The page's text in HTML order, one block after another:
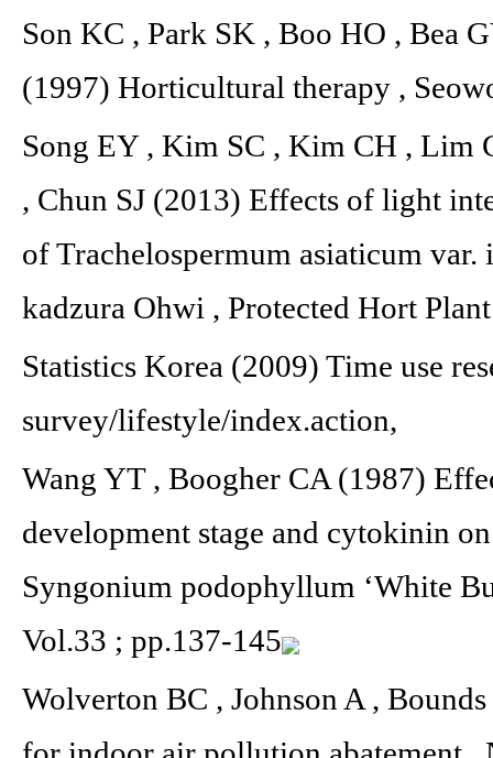
Son KC , Park SK , Boo HO , Bea
(1997) Horticultural therapy ,
Song EY , Kim SC , Kim CH , Lim
, Chun SJ (2013) Effects of light
of Trachelospermum asiaticum
kadzura Ohwi , Protected Hort
Statistics Korea (2009) Time use
survey/lifestyle/index.action,
Wang YT , Boogher CA (1987)
development stage and cytokinin
Syngonium podophyllum ‘White
Vol.33 ; pp.137-145
Wolverton BC , Johnson A ,